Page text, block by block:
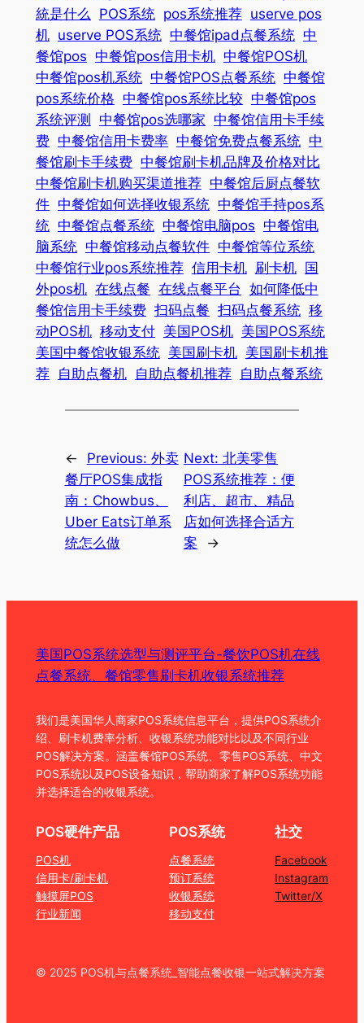
統是什么 POS系统 pos系统推荐 userve pos
机 userve POS系统 中餐馆ipad点餐系统 中
餐馆pos 中餐馆pos信用卡机 中餐馆POS机
中餐馆pos机系统 中餐馆POS点餐系统 中餐馆
pos系统价格 中餐馆pos系统比较 中餐馆pos
系统评测
中餐馆pos选哪家 中餐馆信用卡手续
费 中餐馆信用卡费率 中餐馆免费点餐系统 中
餐馆刷卡手续费 中餐馆刷卡机品牌及价格对比
中餐馆刷卡机购买渠道推荐 中餐馆后厨点餐软
件 中餐馆如何选择收银系统 中餐馆手持pos系
统 中餐馆点餐系统 中餐馆电脑pos 中餐馆电
脑系统 中餐馆移动点餐软件 中餐馆等位系统
中餐馆行业pos系统推荐 信用卡机 刷卡机
国
外pos机 在线点餐 在线点餐平台 如何降低中
餐馆信用卡手续费 扫码点餐 扫码点餐系统 移
动POS机 移动支付 美国POS机 美国POS系统
美国中餐馆收银系统 美国刷卡机 美国刷卡机推
荐
自助点餐机 自助点餐机推荐 自助点餐系统
← Previous: 外卖
餐厅POS集成指
南：Chowbus、
Uber Eats订单系
统怎么做
Next:北美零售
POS系统推荐：便
利店、超市、精品
店如何选择合适方
案
→
美国POS系统选型与测评平台-餐饮POS机在线
点餐系统、餐馆零售刷卡机收银系统推荐
我们是美国华人商家POS系统信息平台，提供POS系统介
绍、刷卡机费率分析、收银系统功能对比以及不同行业
POS解决方案。涵盖餐馆POS系统、零售POS系统、中文
POS系统以及POS设备知识，帮助商家了解POS系统功能
并选择适合的收银系统。
POS硬件产品
POS机
信用卡/刷卡机
触摸屏POS
行业新闻
POS系统
点餐系统
预订系统
收银系统
移动支付
社交
Facebook
Instagram
Twitter/X
© 2025 POS机与点餐系统_智能点餐收银一站式解决方案